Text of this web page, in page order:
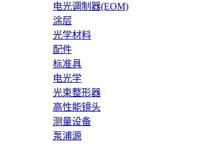
电光调制器(EOM)
涂层
光学材料
配件
标准具
电光学
光束整形器
高性能镜头
测量设备
泵浦源